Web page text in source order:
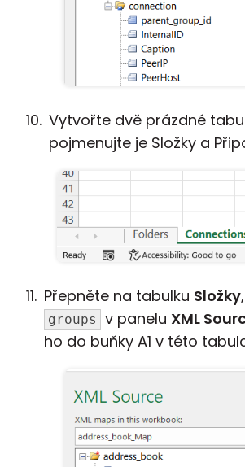
Vytvořte dvě prázdné
pojmenujte je Složky a
Přepněte na tabulku Složky
groups v panelu XML
ho do buňky A1 v této